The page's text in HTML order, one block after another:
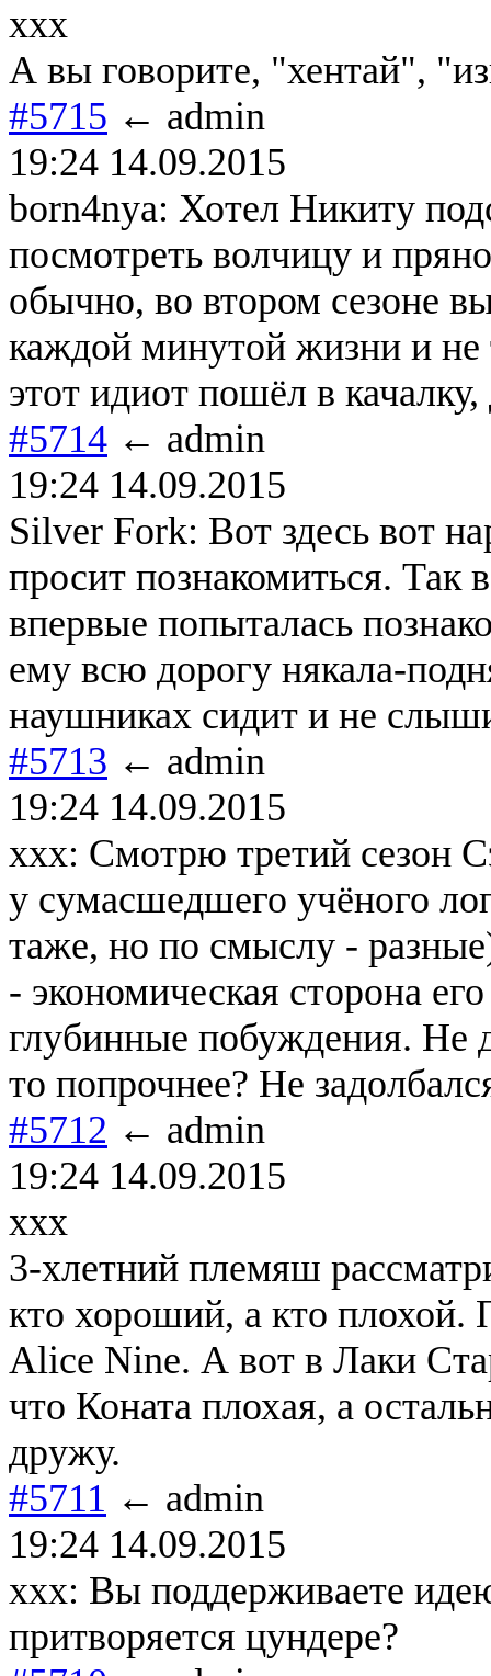
xxx
А вы говорите, "хентай",
#5715 ← admin
19:24 14.09.2015
born4nya: Хотел Никиту
посмотреть волчицу и
обычно, во втором сезоне
каждой минутой жизни и не
этот идиот пошёл в
#5714 ← admin
19:24 14.09.2015
Silver Fork: Вот здесь вот
просит познакомиться. Так
впервые попыталась
ему всю дорогу някала-
наушниках сидит и не
#5713 ← admin
19:24 14.09.2015
xxx: Cмотрю третий сезон
у сумасшедшего учёного
таже, но по смыслу -
- экономическая сторона
глубинные побуждения. Не
то попрочнее? Не
#5712 ← admin
19:24 14.09.2015
xxx
3-хлетний племяш
кто хороший, а кто плохой.
Alice Nine. А вот в Лаки
что Коната плохая, а
дружу.
#5711 ← admin
19:24 14.09.2015
xxx: Вы поддерживаете
притворяется цундере?